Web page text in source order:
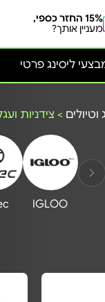
15% החזר כספי,
מעניין אותך?
ליסינג פרטי
וטיולים > צידניות
IGLOO